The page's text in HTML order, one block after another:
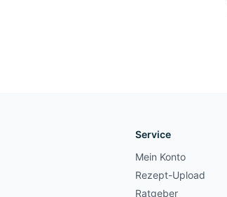
Service
Mein Konto
Rezept-Upload
Ratgeber